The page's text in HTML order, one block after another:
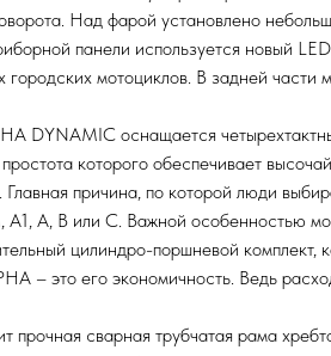
Над фарой установлено
панели используется новый
мотоциклов. В задней части
DYNAMIC оснащается
простота которого обеспечивает
Главная причина, по которой люди
А1, А, B или C. Важной особенностью
цилиндро-поршневой
– это его экономичность. Ведь
прочная сварная трубчатая рама